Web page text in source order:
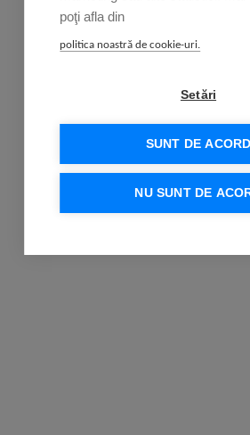
poţi afla din
politica noastră de cookie-uri.
Setări
SUNT DE ACORD
NU SUNT DE